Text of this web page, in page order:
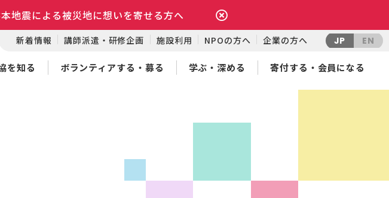
地震による被災地に想いを寄せる方へ
新着情報 講師派遣・研修企画 施設利用 NPOの方へ 企業の方へ JP EN
を知る ボランティアする・募る 学ぶ・深める 寄付する・会員になる